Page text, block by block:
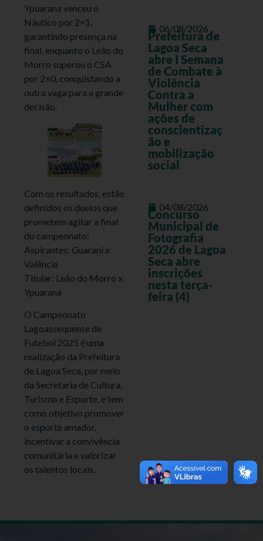
Ypuarana venceu o
Náutico por 2×1,
garantindo presença na
final, enquanto o Leão do
Morro superou o CSA
por 2×0, conquistando a
outra vaga para a grande
decisão.
Com os resultados, estão
definidos os duelos que
prometem agitar a final
do campeonato:
Aspirantes: Guarani x
Valência
Titular: Leão do Morro x
Ypuarana
O Campeonato
Lagoassequense de
Futebol 2025 é uma
realização da Prefeitura
de Lagoa Seca, por meio
da Secretaria de Cultura,
Turismo e Esporte, e tem
como objetivo promover
o esporte amador,
incentivar a convivência
comunitária e valorizar
os talentos locais.
06/08/2026
Prefeitura de
Lagoa Seca
abre I Semana
de Combate à
Violência
Contra a
Mulher com
ações de
conscientizaç
ão e
mobilização
social
04/08/2026
Concurso
Municipal de
Fotografia
2026 de Lagoa
Seca abre
inscrições
nesta terça-
feira (4)